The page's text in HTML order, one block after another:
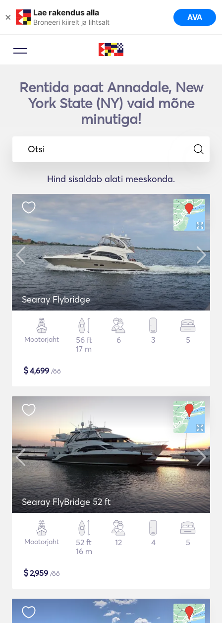
× Lae rakendus alla
Broneeri kiirelt ja lihtsalt AVA
Rentida paat Annadale, New
York State (NY) vaid mõne
minutiga!
Otsi
Hind sisaldab alati meeskonda.
Searay Flybridge
Mootorjaht
56 ft
17 m
6 3 5
$4,699 /öö
Searay FlyBridge 52 ft
Mootorjaht
52 ft
16 m
12 4 5
$2,959 /öö